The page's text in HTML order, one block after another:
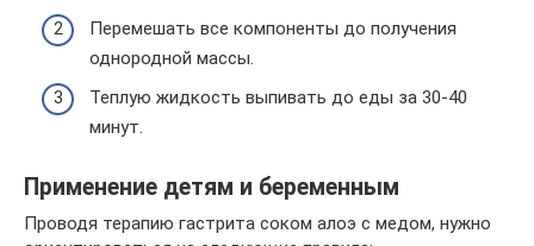
Перемешать все компоненты до получения
однородной массы.
Теплую жидкость выпивать до еды за 30-40
минут.
Применение детям и беременным
Проводя терапию гастрита соком алоэ с медом, нужно